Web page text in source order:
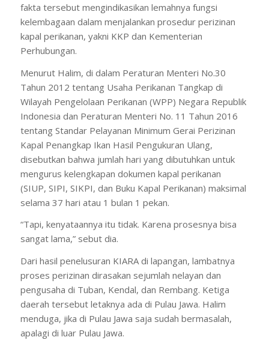
fakta tersebut mengindikasikan lemahnya fungsi
kelembagaan dalam menjalankan prosedur perizinan
kapal perikanan, yakni KKP dan Kementerian
Perhubungan.
Menurut Halim, di dalam Peraturan Menteri No.30
Tahun 2012 tentang Usaha Perikanan Tangkap di
Wilayah Pengelolaan Perikanan (WPP) Negara Republik
Indonesia dan Peraturan Menteri No. 11 Tahun 2016
tentang Standar Pelayanan Minimum Gerai Perizinan
Kapal Penangkap Ikan Hasil Pengukuran Ulang,
disebutkan bahwa jumlah hari yang dibutuhkan untuk
mengurus kelengkapan dokumen kapal perikanan
(SIUP, SIPI, SIKPI, dan Buku Kapal Perikanan) maksimal
selama 37 hari atau 1 bulan 1 pekan.
“Tapi, kenyataannya itu tidak. Karena prosesnya bisa
sangat lama,” sebut dia.
Dari hasil penelusuran KIARA di lapangan, lambatnya
proses perizinan dirasakan sejumlah nelayan dan
pengusaha di Tuban, Kendal, dan Rembang. Ketiga
daerah tersebut letaknya ada di Pulau Jawa. Halim
menduga, jika di Pulau Jawa saja sudah bermasalah,
apalagi di luar Pulau Jawa.